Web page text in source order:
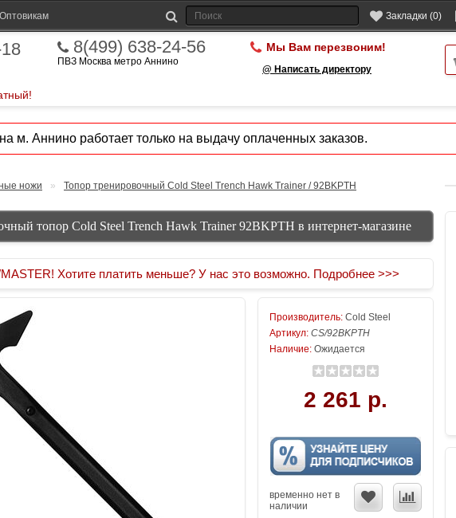
Закладки (0)
Оптовикам
8(499) 638-24-56
ПВЗ Москва метро Аннино
Мы Вам перезвоним!
@ Написать директору
м. Аннино работает только на выдачу оплаченных заказов.
ножи » Топор тренировочный Cold Steel Trench Hawk Trainer / 92BKPTH
топор Cold Steel Trench Hawk Trainer 92BKPTH в интернет-магазине
Хотите платить меньше? У нас это возможно. Подробнее >>>
Производитель: Cold Steel
Артикул: CS/92BKPTH
Наличие: Ожидается
2 261 р.
временно нет в
наличии